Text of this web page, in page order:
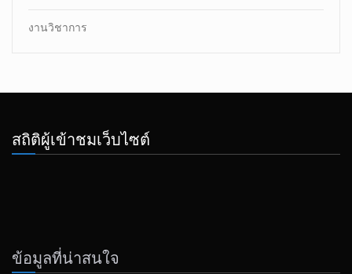
งานวิชาการ
สถิติผู้เข้าชมเว็บไซต์
ข้อมูลที่น่าสนใจ